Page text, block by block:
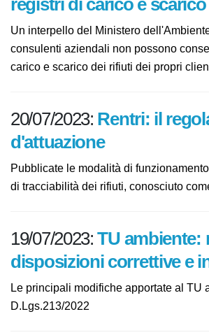
24/07/2023:Sulla
registri di carico e
Un interpello del Ministero
20/07/2023:Rentri: il
d'attuazione
Rentri.
19/07/2023:TU
disposizioni correttive e